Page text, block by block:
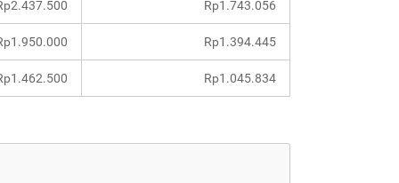
Rp1.743.056
Rp1.394.445
Rp1.045.834